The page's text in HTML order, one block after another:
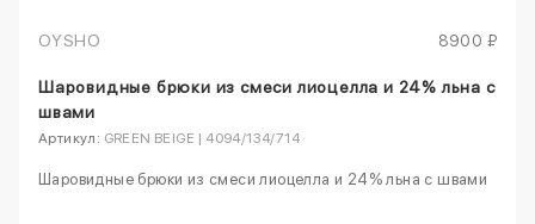
OYSHO 8900 ₽
Шаровидные брюки из смеси лиоцелла и 24% льна с
швами
Артикул: GREEN BEIGE | 4094/134/714
Шаровидные брюки из смеси лиоцелла и 24% льна с швами